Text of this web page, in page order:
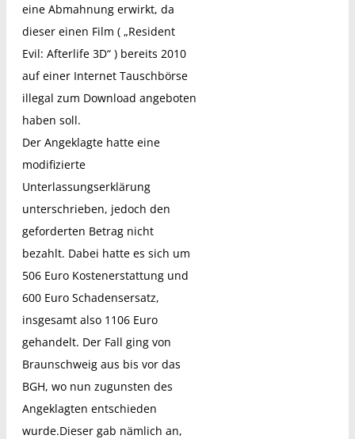
eine Abmahnung erwirkt, da
dieser einen Film ( „Resident
Evil: Afterlife 3D“ ) bereits 2010
auf einer Internet Tauschbörse
illegal zum Download angeboten
haben soll.
Der Angeklagte hatte eine
modifizierte
Unterlassungserklärung
unterschrieben, jedoch den
geforderten Betrag nicht
bezahlt. Dabei hatte es sich um
506 Euro Kostenerstattung und
600 Euro Schadensersatz,
insgesamt also 1106 Euro
gehandelt. Der Fall ging von
Braunschweig aus bis vor das
BGH, wo nun zugunsten des
Angeklagten entschieden
wurde.Dieser gab nämlich an,